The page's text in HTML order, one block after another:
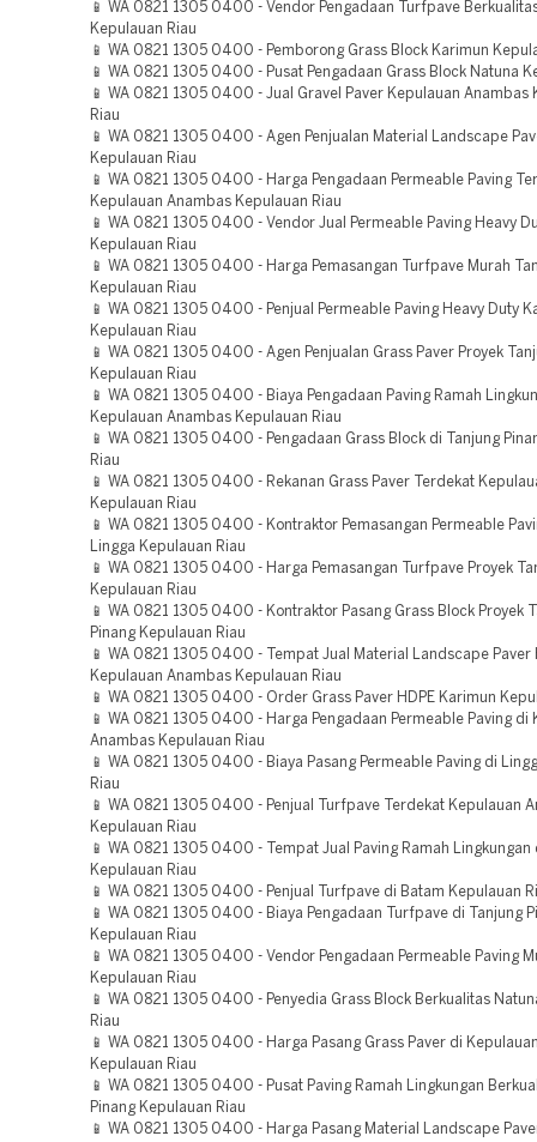
📱 WA 0821 1305 0400 - Vendor Pengadaan Turfpave
Kepulauan Riau
📱 WA 0821 1305 0400 - Pemborong Grass Block Karimun
📱 WA 0821 1305 0400 - Pusat Pengadaan Grass Block Natuna
📱 WA 0821 1305 0400 - Jual Gravel Paver Kepulauan Anambas
Riau
📱 WA 0821 1305 0400 - Agen Penjualan Material Landscape
Kepulauan Riau
📱 WA 0821 1305 0400 - Harga Pengadaan Permeable Paving
Kepulauan Anambas Kepulauan Riau
📱 WA 0821 1305 0400 - Vendor Jual Permeable Paving Heavy
Kepulauan Riau
📱 WA 0821 1305 0400 - Harga Pemasangan Turfpave Murah
Kepulauan Riau
📱 WA 0821 1305 0400 - Penjual Permeable Paving Heavy Duty
Kepulauan Riau
📱 WA 0821 1305 0400 - Agen Penjualan Grass Paver Proyek
Kepulauan Riau
📱 WA 0821 1305 0400 - Biaya Pengadaan Paving Ramah
Kepulauan Anambas Kepulauan Riau
📱 WA 0821 1305 0400 - Pengadaan Grass Block di Tanjung
Riau
📱 WA 0821 1305 0400 - Rekanan Grass Paver Terdekat
Kepulauan Riau
📱 WA 0821 1305 0400 - Kontraktor Pemasangan Permeable
Lingga Kepulauan Riau
📱 WA 0821 1305 0400 - Harga Pemasangan Turfpave Proyek
Kepulauan Riau
📱 WA 0821 1305 0400 - Kontraktor Pasang Grass Block Proyek
Pinang Kepulauan Riau
📱 WA 0821 1305 0400 - Tempat Jual Material Landscape Paver
Kepulauan Anambas Kepulauan Riau
📱 WA 0821 1305 0400 - Order Grass Paver HDPE Karimun
📱 WA 0821 1305 0400 - Harga Pengadaan Permeable Paving di
Anambas Kepulauan Riau
📱 WA 0821 1305 0400 - Biaya Pasang Permeable Paving di
Riau
📱 WA 0821 1305 0400 - Penjual Turfpave Terdekat Kepulauan
Kepulauan Riau
📱 WA 0821 1305 0400 - Tempat Jual Paving Ramah Lingkungan
Kepulauan Riau
📱 WA 0821 1305 0400 - Penjual Turfpave di Batam Kepulauan
📱 WA 0821 1305 0400 - Biaya Pengadaan Turfpave di Tanjung
Kepulauan Riau
📱 WA 0821 1305 0400 - Vendor Pengadaan Permeable Paving
Kepulauan Riau
📱 WA 0821 1305 0400 - Penyedia Grass Block Berkualitas
Riau
📱 WA 0821 1305 0400 - Harga Pasang Grass Paver di
Kepulauan Riau
📱 WA 0821 1305 0400 - Pusat Paving Ramah Lingkungan
Pinang Kepulauan Riau
📱 WA 0821 1305 0400 - Harga Pasang Material Landscape